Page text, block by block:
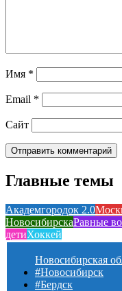
Имя *
Email *
Сайт
Главные темы
Академгородок 2.0
НовосибирскаРавные
детиХоккей
Новосибирская
#Новосибирск
#Бердск